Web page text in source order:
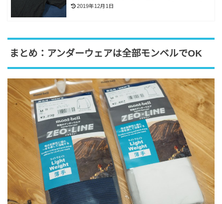
2019年12月1日
まとめ：アンダーウェアは全部モンベルでOK